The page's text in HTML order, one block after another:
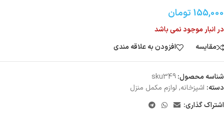
155,000 تومان
در انبار موجود نمی باشد
مقایسه
افزودن به علاقه مندی
شناسه محصول:sku349
دسته: اشپزخانه, لوازم مکمل منزل
اشتراک گذاری: